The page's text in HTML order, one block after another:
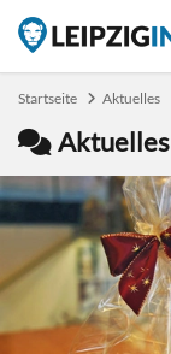
Startseite Aktuelles
Aktuelles